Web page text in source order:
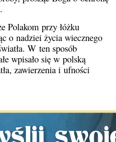
Polakom przy łóżku
o nadziei życia wiecznego
W ten sposób
wpisało się w polską
zawierzenia i ufności